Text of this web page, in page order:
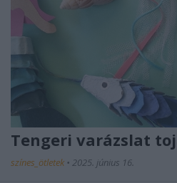
Tengeri varázslat
színes_ötletek • 2025. június 16.